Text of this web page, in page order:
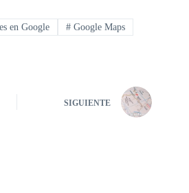
en Google #Google Maps
SIGUIENTE